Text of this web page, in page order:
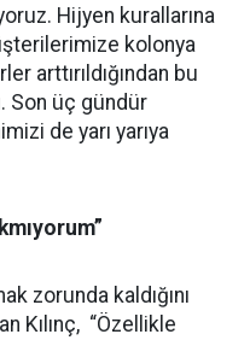
Hijyen kurallarına
kolonya
arttırıldığından bu
Son üç gündür
de yarı yarıya
zorunda kaldığını
Kılınç, “Özellikle